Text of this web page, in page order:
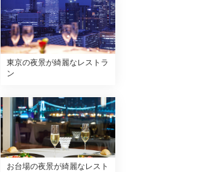
東京の夜景が綺麗なレストラ
ン
お台場の夜景が綺麗なレスト